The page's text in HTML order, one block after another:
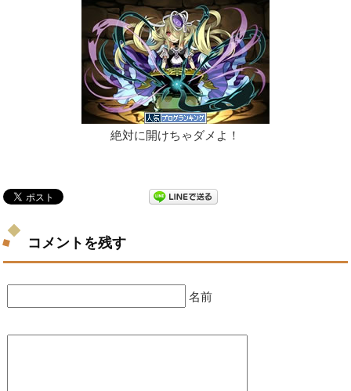
絶対に開けちゃダメよ！
コメントを残す
名前